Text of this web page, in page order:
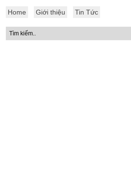
Home Giới thiệu Tin Tức